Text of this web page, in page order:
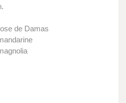
de Damas